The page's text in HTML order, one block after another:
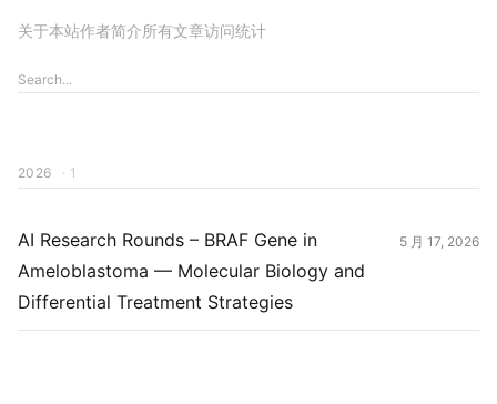
关于本站作者简介所有文章访问统计
2026 · 1
AI Research Rounds – BRAF Gene in
Ameloblastoma — Molecular Biology and
Differential Treatment Strategies
5 月 17, 2026